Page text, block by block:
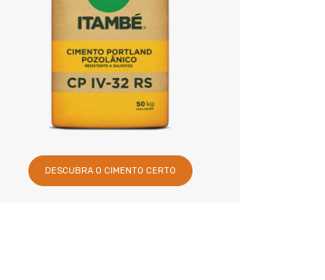
DESCUBRA O CIMENTO CERTO